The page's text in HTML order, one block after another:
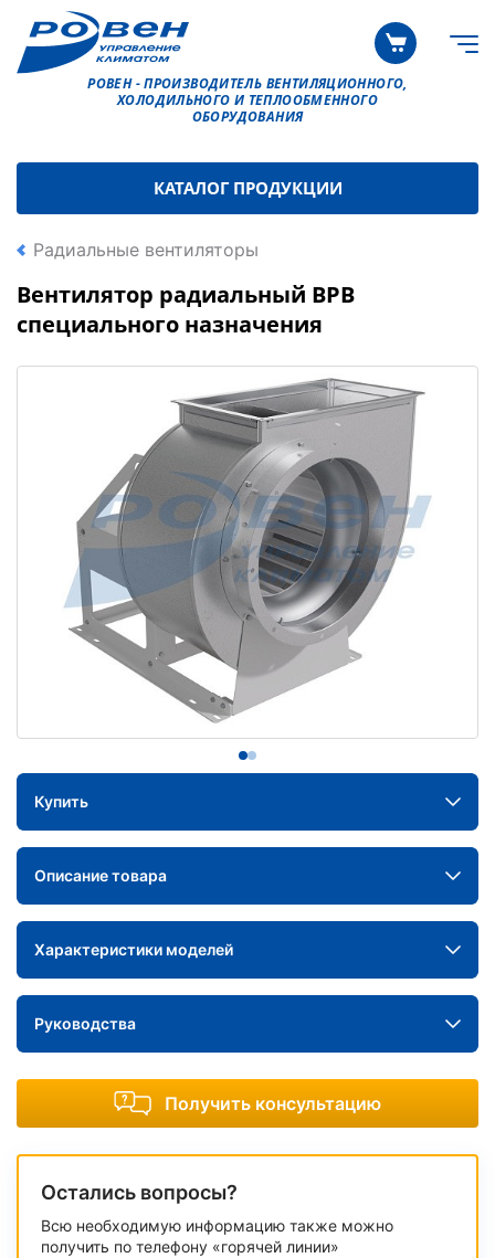
РОВЕН - ПРОИЗВОДИТЕЛЬ ВЕНТИЛЯЦИОННОГО,
ХОЛОДИЛЬНОГО И ТЕПЛООБМЕННОГО
ОБОРУДОВАНИЯ
КАТАЛОГ ПРОДУКЦИИ
Радиальные вентиляторы
Вентилятор радиальный ВРВ
специального назначения
Купить
Описание товара
Характеристики моделей
Руководства
Получить консультацию
Остались вопросы?
Всю необходимую информацию также можно
получить по телефону «горячей линии»